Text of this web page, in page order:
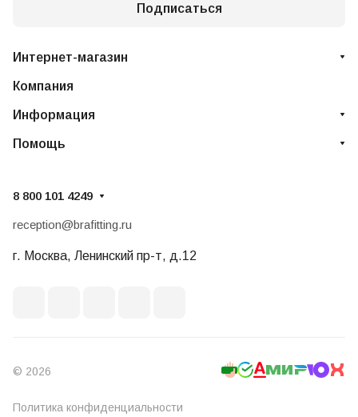
Подписаться
Интернет-магазин
Компания
Информация
Помощь
8 800 101 4249
reception@brafitting.ru
г. Москва, Ленинский пр-т, д.12
© 2026
Политика конфиденциальности